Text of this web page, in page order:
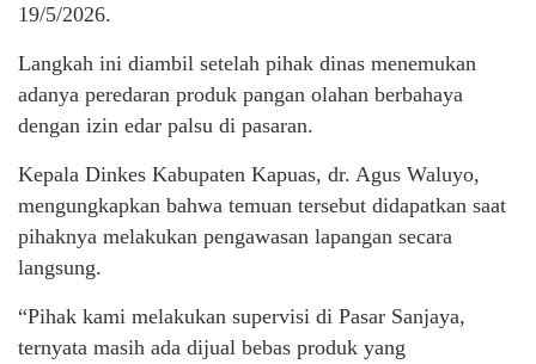
19/5/2026.
Langkah ini diambil setelah pihak dinas menemukan
adanya peredaran produk pangan olahan berbahaya
dengan izin edar palsu di pasaran.
Kepala Dinkes Kabupaten Kapuas, dr. Agus Waluyo,
mengungkapkan bahwa temuan tersebut didapatkan saat
pihaknya melakukan pengawasan lapangan secara
langsung.
“Pihak kami melakukan supervisi di Pasar Sanjaya,
ternyata masih ada dijual bebas produk yang